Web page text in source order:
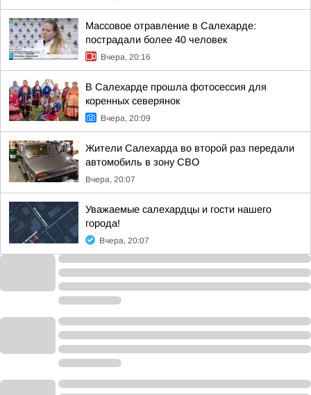
Массовое отравление в Салехарде:
пострадали более 40 человек
Вчера, 20:16
В Салехарде прошла фотосессия для
коренных северянок
Вчера, 20:09
Жители Салехарда во второй раз передали
автомобиль в зону СВО
Вчера, 20:07
Уважаемые салехардцы и гости нашего
города!
Вчера, 20:07